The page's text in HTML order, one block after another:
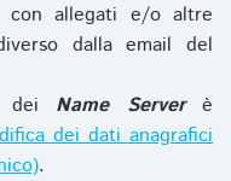
con allegati e/o altre
dalla email del
dei Name Serverè
dei dati anagrafici
.